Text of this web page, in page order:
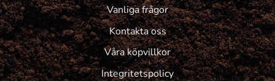
Vanliga frågor
Kontakta oss
Våra köpvillkor
Integritetspolicy